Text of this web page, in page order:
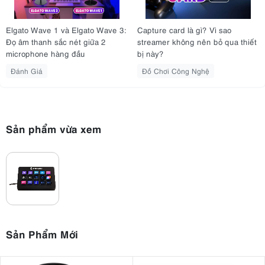
Stream Deck MK.2 có chân đế có thể tháo rời 45 độ
thể tùy chỉnh giúp bạn có cơ hội kích hoạt tới 210 hành động. Thay
đổi cảnh, bắt đầu phát lại phương tiện, điều chỉnh âm thanh và
Bạn cũng có thể thay đổi hình ảnh của các phím bằng phần mềm
chuyên dụng, chỉ bằng cách kéo và thả các thao tác trên các
phím. Tương tự, để tạo một thư mục, hãy kéo một khóa lên một
Elgato Wave 1 và Elgato Wave 3:
Đọ âm thanh sắc nét giữa 2
microphone hàng đầu
Đánh Giá
Capture card là gì? Vì sao
streamer không nên bỏ qua thiết
bị này?
Đồ Chơi Công Nghệ
Sản phẩm vừa xem
Sản Phẩm Mới